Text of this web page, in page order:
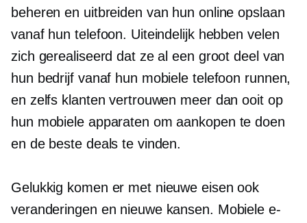
beheren en uitbreiden van hun online opslaan
vanaf hun telefoon. Uiteindelijk hebben velen
zich gerealiseerd dat ze al een groot deel van
hun bedrijf vanaf hun mobiele telefoon runnen,
en zelfs klanten vertrouwen meer dan ooit op
hun mobiele apparaten om aankopen te doen
en de beste deals te vinden.
Gelukkig komen er met nieuwe eisen ook
veranderingen en nieuwe kansen. Mobiele e-